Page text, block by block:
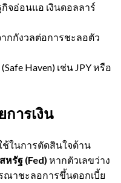
กิจอ่อนแอ เงินดอลลาร์
กกังวลต่อการชะลอตัว
Haven) เช่น JPY หรือ
ารเงิน
ช้ในการตัดสินใจด้าน
หรัฐ (Fed) หากตัวเลขว่าง
ณาชะลอการขึ้นดอกเบี้ย